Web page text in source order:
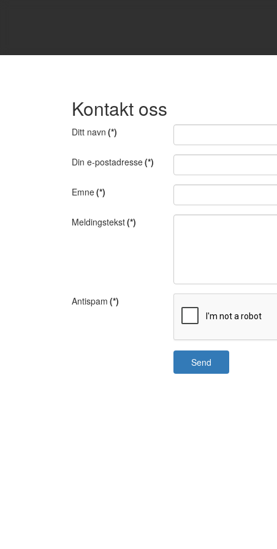
Kontakt oss
Ditt navn (*)
Din e-postadresse(*)
Emne(*)
Meldingstekst(*)
Antispam (*)